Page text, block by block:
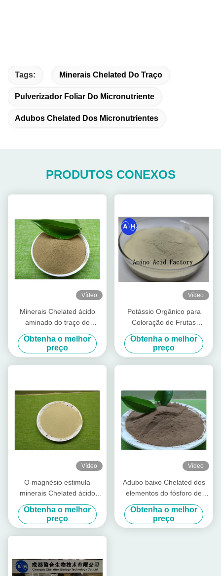
Tags: Minerais Chelated Do Traço
Pulverizador Foliar Do Micronutriente
Adubos Chelated Dos Micronutrientes
PRODUTOS CONEXOS
Vídeo
Minerais Chelated ácido
aminado do traço do
potássio de 40% para a
plantação da banana
Obtenha o melhor
preço
Vídeo
Potássio Orgânico para
Coloração de Frutas
Promoção Fertilizante
Obtenha o melhor
preço
Vídeo
O magnésio estimula
minerais Chelated ácido
aminado do crescimento
vegetal para o adubo
orgânico Foliar
Obtenha o melhor
preço
Vídeo
Adubo baixo Chelated dos
elementos do fósforo de
minerais do pó ácido
aminado solúvel
Obtenha o melhor
preço